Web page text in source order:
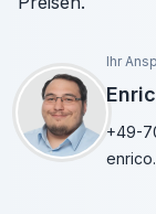
Ihr
+49-